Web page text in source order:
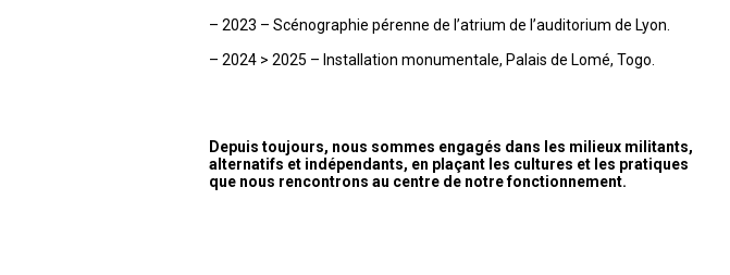
– 2023 – Scénographie pérenne de l’atrium de l’auditorium de Lyon.
– 2024 > 2025 – Installation monumentale, Palais de Lomé, Togo.
Depuis toujours, nous sommes engagés dans les milieux militants,
alternatifs et indépendants, en plaçant les cultures et les pratiques
que nous rencontrons au centre de notre fonctionnement.